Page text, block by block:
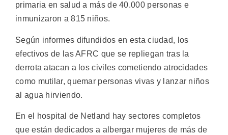
primaria en salud a más de 40.000 personas e
inmunizaron a 815 niños.
Según informes difundidos en esta ciudad, los
efectivos de las AFRC que se repliegan tras la
derrota atacan a los civiles cometiendo atrocidades
como mutilar, quemar personas vivas y lanzar niños
al agua hirviendo.
En el hospital de Netland hay sectores completos
que están dedicados a albergar mujeres de más de